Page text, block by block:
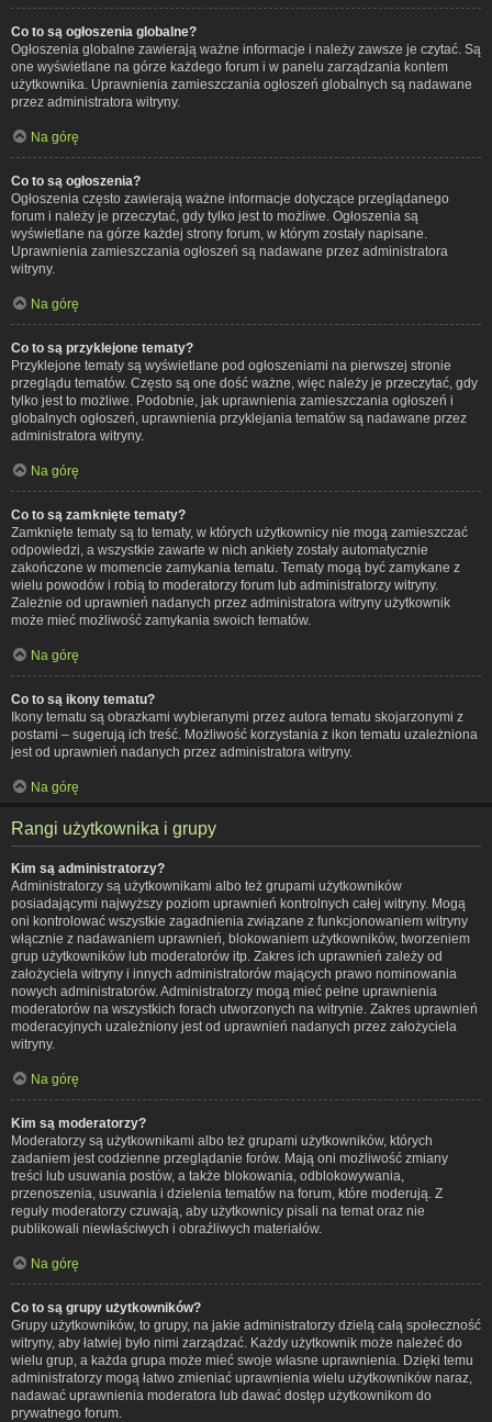
Co to są ogłoszenia globalne?
Ogłoszenia globalne zawierają ważne informacje i należy zawsze je czytać. Są
one wyświetlane na górze każdego forum i w panelu zarządzania kontem
użytkownika. Uprawnienia zamieszczania ogłoszeń globalnych są nadawane
przez administratora witryny.
Na górę
Co to są ogłoszenia?
Ogłoszenia często zawierają ważne informacje dotyczące przeglądanego
forum i należy je przeczytać, gdy tylko jest to możliwe. Ogłoszenia są
wyświetlane na górze każdej strony forum, w którym zostały napisane.
Uprawnienia zamieszczania ogłoszeń są nadawane przez administratora
witryny.
Na górę
Co to są przyklejone tematy?
Przyklejone tematy są wyświetlane pod ogłoszeniami na pierwszej stronie
przeglądu tematów. Często są one dość ważne, więc należy je przeczytać, gdy
tylko jest to możliwe. Podobnie, jak uprawnienia zamieszczania ogłoszeń i
globalnych ogłoszeń, uprawnienia przyklejania tematów są nadawane przez
administratora witryny.
Na górę
Co to są zamknięte tematy?
Zamknięte tematy są to tematy, w których użytkownicy nie mogą zamieszczać
odpowiedzi, a wszystkie zawarte w nich ankiety zostały automatycznie
zakończone w momencie zamykania tematu. Tematy mogą być zamykane z
wielu powodów i robią to moderatorzy forum lub administratorzy witryny.
Zależnie od uprawnień nadanych przez administratora witryny użytkownik
może mieć możliwość zamykania swoich tematów.
Na górę
Co to są ikony tematu?
Ikony tematu są obrazkami wybieranymi przez autora tematu skojarzonymi z
postami – sugerują ich treść. Możliwość korzystania z ikon tematu uzależniona
jest od uprawnień nadanych przez administratora witryny.
Na górę
Rangi użytkownika i grupy
Kim są administratorzy?
Administratorzy są użytkownikami albo też grupami użytkowników
posiadającymi najwyższy poziom uprawnień kontrolnych całej witryny. Mogą
oni kontrolować wszystkie zagadnienia związane z funkcjonowaniem witryny
włącznie z nadawaniem uprawnień, blokowaniem użytkowników, tworzeniem
grup użytkowników lub moderatorów itp. Zakres ich uprawnień zależy od
założyciela witryny i innych administratorów mających prawo nominowania
nowych administratorów. Administratorzy mogą mieć pełne uprawnienia
moderatorów na wszystkich forach utworzonych na witrynie. Zakres uprawnień
moderacyjnych uzależniony jest od uprawnień nadanych przez założyciela
witryny.
Na górę
Kim są moderatorzy?
Moderatorzy są użytkownikami albo też grupami użytkowników, których
zadaniem jest codzienne przeglądanie forów. Mają oni możliwość zmiany
treści lub usuwania postów, a także blokowania, odblokowywania,
przenoszenia, usuwania i dzielenia tematów na forum, które moderują. Z
reguły moderatorzy czuwają, aby użytkownicy pisali na temat oraz nie
publikowali niewłaściwych i obraźliwych materiałów.
Na górę
Co to są grupy użytkowników?
Grupy użytkowników, to grupy, na jakie administratorzy dzielą całą społeczność
witryny, aby łatwiej było nimi zarządzać. Każdy użytkownik może należeć do
wielu grup, a każda grupa może mieć swoje własne uprawnienia. Dzięki temu
administratorzy mogą łatwo zmieniać uprawnienia wielu użytkowników naraz,
nadawać uprawnienia moderatora lub dawać dostęp użytkownikom do
prywatnego forum.